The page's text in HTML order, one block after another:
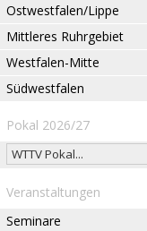
Ostwestfalen/Lippe
Mittleres Ruhrgebiet
Westfalen-Mitte
Südwestfalen
Pokal 2026/27
Veranstaltungen
Seminare